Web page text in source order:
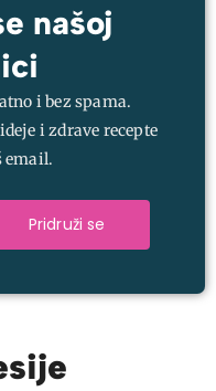
našoj
i bez spama.
i zdrave recepte
email.
Pridruži se